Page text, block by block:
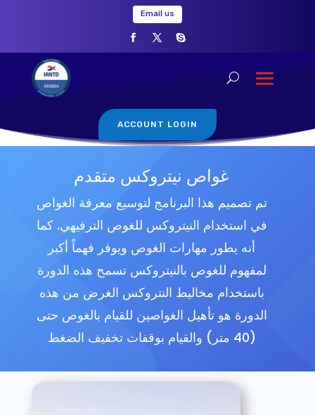
Email us
ACCOUNT LOGIN
غواص نيتروكس متقدم
تم تصميم هذا البرنامج لتوسيع معرفة الغواص
في استخدام النيتروكس للغوص الترفيهي. كما
أنه يطور مهارات الغوص ويوفر فهماً أكبر
لمفهوم للغوص بالنيتروكس تسمح هذه الدورة
باستخدام مخاليط النتروكس الغرض من هذه
الدورة هو تأهيل الغواصين للقيام بالغوص حتى
(40 متر) والقيام بوقفات تخفيف الضغط